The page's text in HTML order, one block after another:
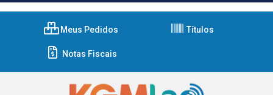
Meus Pedidos Títulos
Notas Fiscais